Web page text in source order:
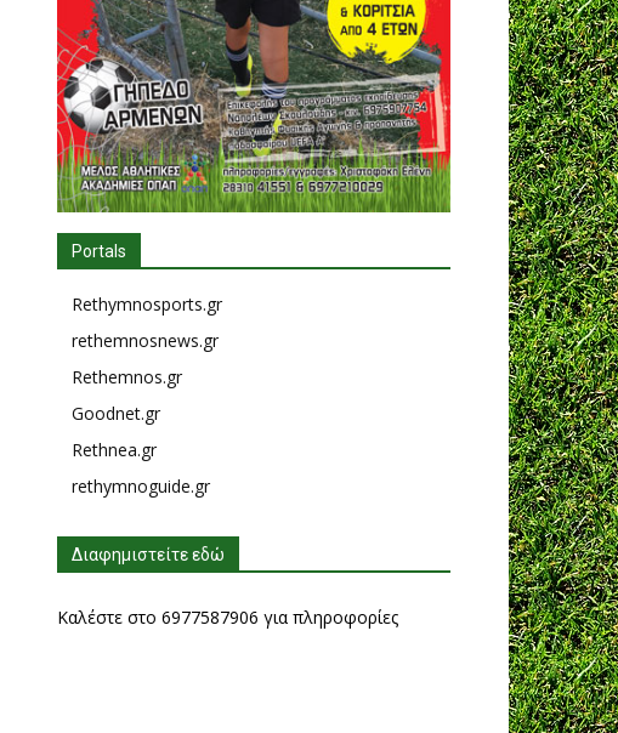
Portals
Rethymnosports.gr
rethemnosnews.gr
Rethemnos.gr
Goodnet.gr
Rethnea.gr
rethymnoguide.gr
Διαφημιστείτε εδώ
Καλέστε στο 6977587906 για πληροφορίες